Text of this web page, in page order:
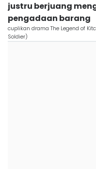
justru berjuang
pengadaan barang
cuplikan drama The Legend of
Soldier)